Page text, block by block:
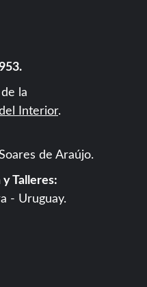
la
Interior.
de Araújo.
Talleres:
- Uruguay.